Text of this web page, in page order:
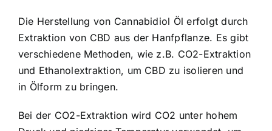
Die Herstellung von Cannabidiol Öl erfolgt durch
Extraktion von CBD aus der Hanfpflanze. Es gibt
verschiedene Methoden, wie z.B. CO2-Extraktion
und Ethanolextraktion, um CBD zu isolieren und
in Ölform zu bringen.
Bei der CO2-Extraktion wird CO2 unter hohem